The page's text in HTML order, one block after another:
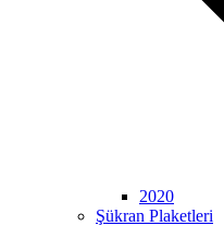
2020
Şükran Plaketleri